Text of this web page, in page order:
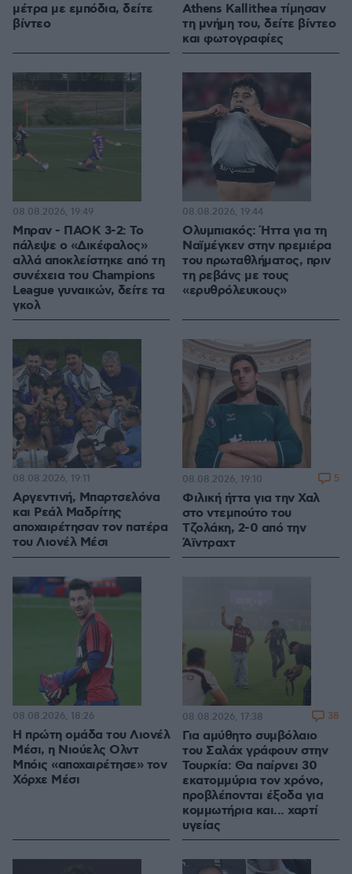
μέτρα με εμπόδια, δείτε
βίντεο
Athens Kallithea τίμησαν
τη μνήμη του, δείτε βίντεο
και φωτογραφίες
Μπραν - ΠΑΟΚ 3-2: Το
πάλεψε ο «Δικέφαλος»
αλλά αποκλείστηκε από τη
συνέχεια του Champions
League γυναικών, δείτε τα
γκολ
08.08.2026, 19:49
Ολυμπιακός: Ήττα για τη
Ναϊμέγκεν στην πρεμιέρα
του πρωταθλήματος, πριν
τη ρεβάνς με τους
«ερυθρόλευκους»
08.08.2026, 19:44
Αργεντινή, Μπαρτσελόνα
και Ρεάλ Μαδρίτης
αποχαιρέτησαν τον πατέρα
του Λιονέλ Μέσι
08.08.2026, 19:11
Φιλική ήττα για την Χαλ
στο ντεμπούτο του
Τζολάκη, 2-0 από την
Άϊντραχτ
08.08.2026, 19:10 5
Η πρώτη ομάδα του Λιονέλ
Μέσι, η Νιούελς Ολντ
Μπόις «αποχαιρέτησε» τον
Χόρχε Μέσι
08.08.2026, 18:26
Για αμύθητο συμβόλαιο
του Σαλάχ γράφουν στην
Τουρκία: Θα παίρνει 30
εκατομμύρια τον χρόνο,
προβλέπονται έξοδα για
κομμωτήρια και... χαρτί
υγείας
08.08.2026, 17:38 38